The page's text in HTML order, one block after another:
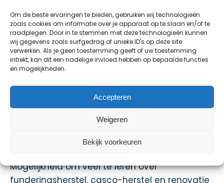
Om de beste ervaringen te bieden, gebruiken wij technologieën
zoals cookies om informatie over je apparaat op te slaan en/of te
raadplegen. Door in te stemmen met deze technologieën kunnen
wij gegevens zoals surfgedrag of unieke ID's op deze site
verwerken. Als je geen toestemming geeft of uw toestemming
intrekt, kan dit een nadelige invloed hebben op bepaalde functies
en mogelijkheden.
Accepteren
Weigeren
Bekijk voorkeuren
actief persoon die zich goed aan
gegeven instructies kan houden
goed kunnen samenwerken (je werkt
meestal, als een duo, samen met onze
kraanmachinist (mini-graver))
Wat bieden wij?:
Een uitdagende afwisselende baan bij een
(5 dagen x 8 uur per dag (40 uur per week)
van 07.00 – 16.00 uur, inclusief 2 x 30 minuten
Mogelijkheid om veel te leren over
funderingsherstel, casco-herstel en renovatie